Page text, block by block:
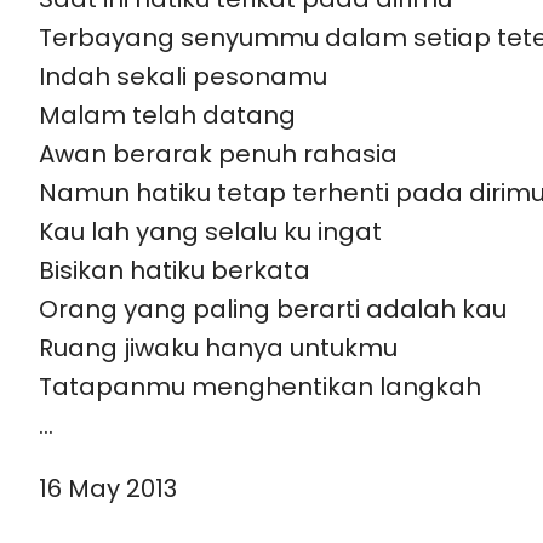
Terbayang senyummu dalam setiap
Indah sekali pesonamu
Malam telah datang
Awan berarak penuh rahasia
Namun hatiku tetap terhenti pada
Kau lah yang selalu ku ingat
Bisikan hatiku berkata
Orang yang paling berarti adalah kau
Ruang jiwaku hanya untukmu
Tatapanmu menghentikan langkah
…
16 May 2013